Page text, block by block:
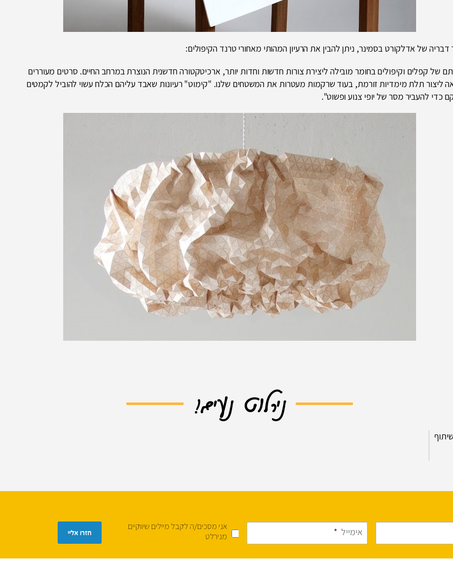
דבריה של אדלקורט בסמינר, ניתן להבין את הרעיון המהותי מאחורי טרנד הקיפולים:
של קפלים וקיפולים בחומר מובילה ליצירת צורות חדשות וחדות יותר, ארכיטקטורה חדשנית הנוצרת במרחב החיים. סרטים מעוררים
ליצור תלת מימדיות זורמת, בעוד שרקמות מעטרות את המשטחים שלנו. "קימוט" רעיונות שאבד עליהם הכלח עשוי להוביל לקמטים
כדי להעביר מסר של יופי צנוע ופשוט".
נירלוט נעים!
שיתוף
אימייל *
אני מסכים/ה לקבל מיילים שיווקיים
מנירלט